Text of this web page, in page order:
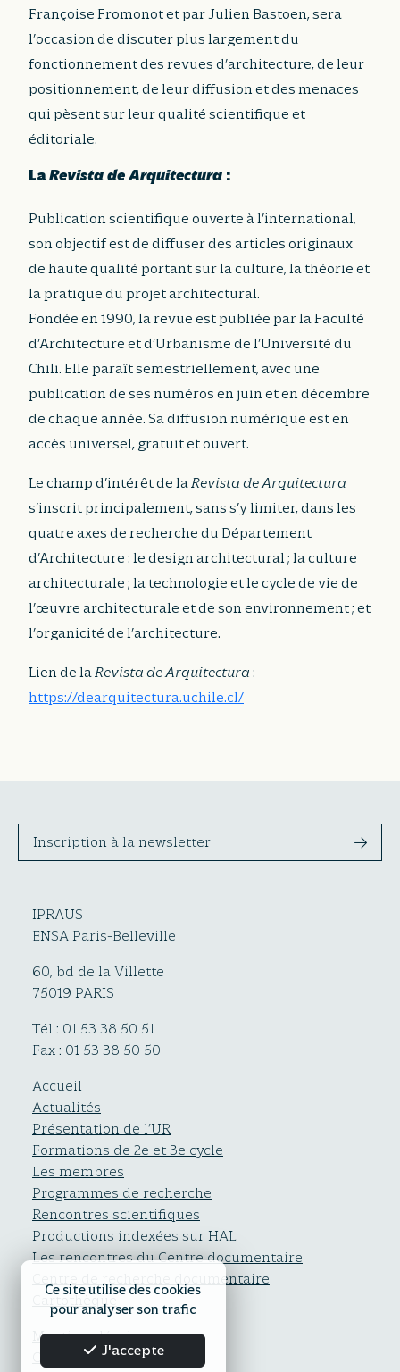
Françoise Fromonot et par Julien Bastoen, sera
l’occasion de discuter plus largement du
fonctionnement des revues d’architecture, de leur
positionnement, de leur diffusion et des menaces
qui pèsent sur leur qualité scientifique et
éditoriale.
LaRevista de Arquitectura :
Publication scientifique ouverte à l’international,
son objectif est de diffuser des articles originaux
de haute qualité portant sur la culture, la théorie et
la pratique du projet architectural.
Fondée en 1990, la revue est publiée par la Faculté
d’Architecture et d’Urbanisme de l’Université du
Chili. Elle paraît semestriellement, avec une
publication de ses numéros en juin et en décembre
de chaque année. Sa diffusion numérique est en
accès universel, gratuit et ouvert.
Le champ d’intérêt de laRevista de Arquitectura
s’inscrit principalement, sans s’y limiter, dans les
quatre axes de recherche du Département
d’Architecture : le design architectural ; la culture
architecturale ; la technologie et le cycle de vie de
l’œuvre architecturale et de son environnement ; et
l’organicité de l’architecture.
Lien de laRevista de Arquitectura :
https://dearquitectura.uchile.cl/
Inscription à la newsletter
IPRAUS
ENSA Paris-Belleville
60, bd de la Villette
75019 PARIS
Tél : 01 53 38 50 51
Fax : 01 53 38 50 50
Accueil
Actualités
Présentation de l’UR
Formations de 2e et 3e cycle
Les membres
Programmes de recherche
Rencontres scientifiques
Productions indexées sur HAL
Les rencontres du Centre documentaire
Centre de recherche documentaire
Cartothèque
Mentions légales
Confidentialité
Ce site utilise des cookies
pour analyser son trafic
J'accepte